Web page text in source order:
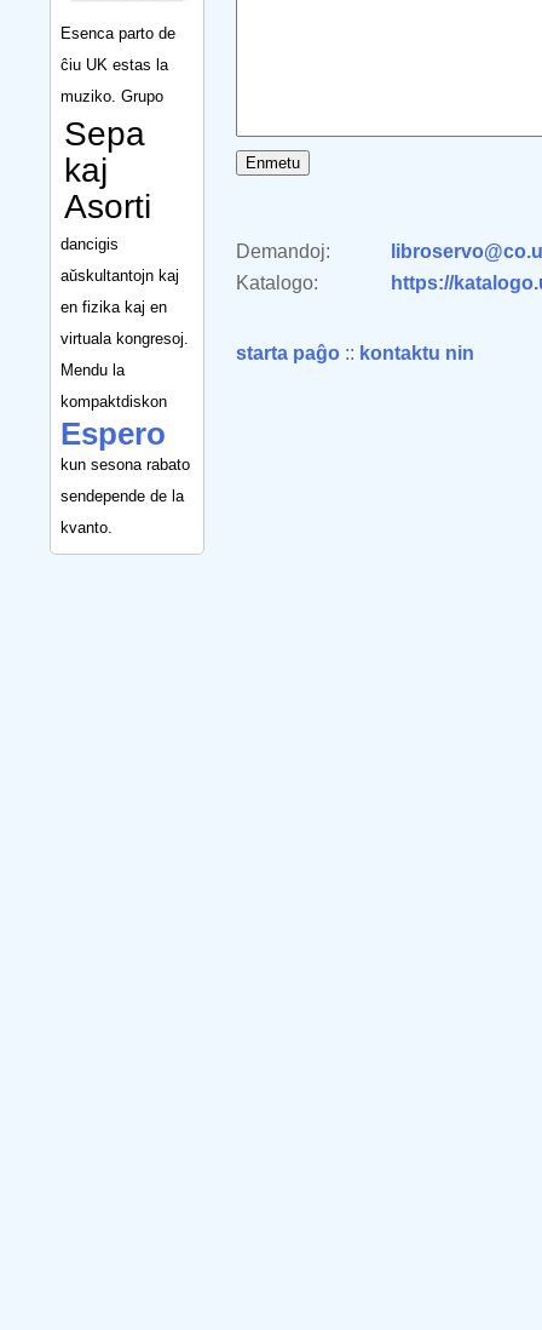
Esenca parto de
ĉiu UK estas la
muziko. Grupo
Sepa
kaj
Asorti
dancigis
aŭskultantojn kaj
en fizika kaj en
virtuala kongresoj.
Mendu la
kompaktdiskon
Espero
kun sesona rabato
sendepende de la
kvanto.
Demandoj:
Katalogo:
https://
starta paĝo :: kontaktu nin